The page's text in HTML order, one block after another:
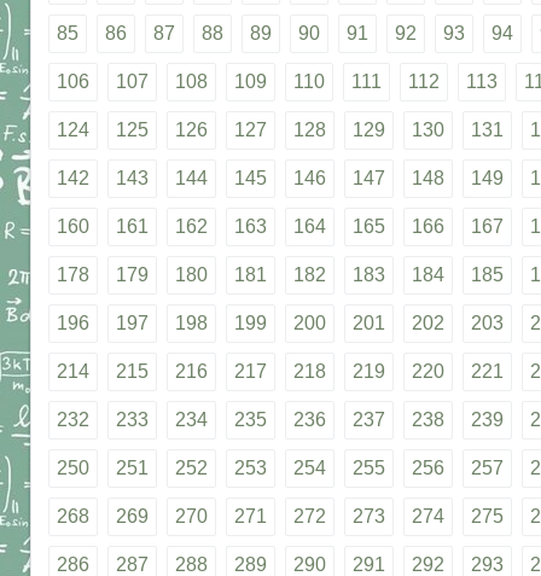
85 86 87 88 89 90 91 92 93 94
106 107 108 109 110 111 112 113
124 125 126 127 128 129 130 131
142 143 144 145 146 147 148 149
160 161 162 163 164 165 166 167
178 179 180 181 182 183 184 185
196 197 198 199 200 201 202 203
214 215 216 217 218 219 220 221
232 233 234 235 236 237 238 239
250 251 252 253 254 255 256 257
268 269 270 271 272 273 274 275
286 287 288 289 290 291 292 293